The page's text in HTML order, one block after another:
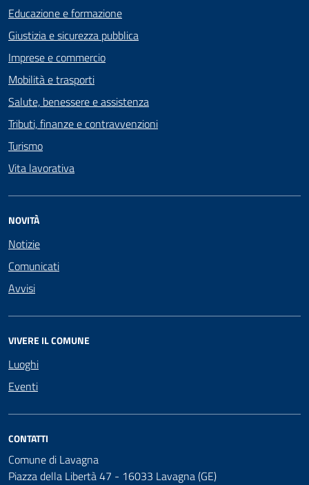
Educazione e formazione
Giustizia e sicurezza pubblica
Imprese e commercio
Mobilità e trasporti
Salute, benessere e assistenza
Tributi, finanze e contravvenzioni
Turismo
Vita lavorativa
NOVITÀ
Notizie
Comunicati
Avvisi
VIVERE IL COMUNE
Luoghi
Eventi
CONTATTI
Comune di Lavagna
Piazza della Libertà 47 - 16033 Lavagna (GE)